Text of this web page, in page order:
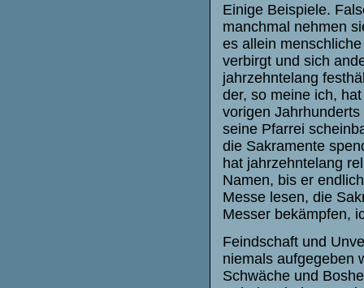
Einige Beispiele.
manchmal nehmen
es allein
verbirgt und sich
jahrzehntelang
der, so meine ich,
vorigen
seine Pfarrei
die Sakramente
hat jahrzehntelang
Namen, bis er
Messe lesen, die
Messer bekämpfen,
Feindschaft und
niemals aufgegeben
Schwäche und